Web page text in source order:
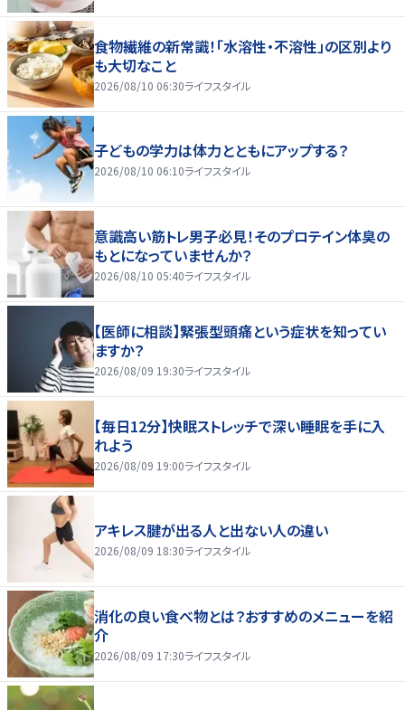
食物繊維の新常識！「水溶性・不溶性」の区別より
も大切なこと
2026/08/10 06:30ライフスタイル
子どもの学力は体力とともにアップする？
2026/08/10 06:10ライフスタイル
意識高い筋トレ男子必見！そのプロテイン体臭の
もとになっていませんか？
2026/08/10 05:40ライフスタイル
【医師に相談】緊張型頭痛という症状を知ってい
ますか？
2026/08/09 19:30ライフスタイル
【毎日12分】快眠ストレッチで深い睡眠を手に入
れよう
2026/08/09 19:00ライフスタイル
アキレス腱が出る人と出ない人の違い
2026/08/09 18:30ライフスタイル
消化の良い食べ物とは？おすすめのメニューを紹
介
2026/08/09 17:30ライフスタイル